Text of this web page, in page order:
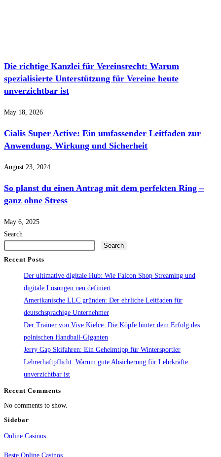
Die richtige Kanzlei für Vereinsrecht: Warum
spezialisierte Unterstützung für Vereine heute
unverzichtbar ist
May 18, 2026
Cialis Super Active: Ein umfassender Leitfaden zur
Anwendung, Wirkung und Sicherheit
August 23, 2024
So planst du einen Antrag mit dem perfekten Ring –
ganz ohne Stress
May 6, 2025
Search
Search
Recent Posts
Der ultimative digitale Hub: Wie Falcon Shop Streaming und
digitale Lösungen neu definiert
Amerikanische LLC gründen: Der ehrliche Leitfaden für
deutschsprachige Unternehmer
Der Trainer von Vive Kielce: Die Köpfe hinter dem Erfolg des
polnischen Handball-Giganten
Jerry Gap Skifahren: Ein Geheimtipp für Wintersportler
Lehrerhaftpflicht: Warum gute Absicherung für Lehrkräfte
unverzichtbar ist
Recent Comments
No comments to show.
Sidebar
Online Casinos
Beste Online Casinos